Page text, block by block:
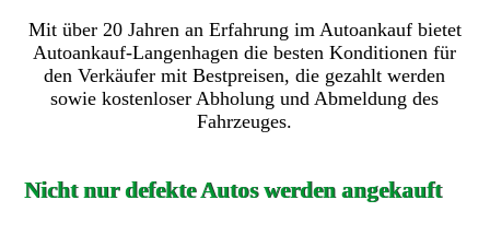
Mit über 20 Jahren an Erfahrung im Autoankauf bietet
Autoankauf-Langenhagen die besten Konditionen für
den Verkäufer mit Bestpreisen, die gezahlt werden
sowie kostenloser Abholung und Abmeldung des
Fahrzeuges.
Nicht nur defekte Autos werden angekauft